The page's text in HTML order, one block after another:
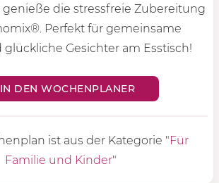
die stressfreie Zubereitung
Perfekt für gemeinsame
Gesichter am Esstisch!
IN DEN WOCHENPLANER
ist aus der Kategorie "Für
Familie und Kinder"